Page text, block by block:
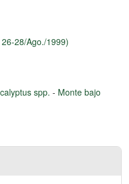
28/Ago./1999)
spp. - Monte bajo